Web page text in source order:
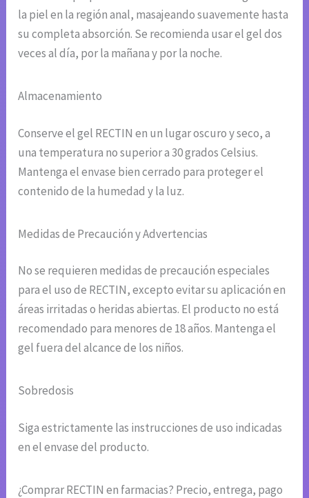
la piel en la región anal, masajeando suavemente hasta
su completa absorción. Se recomienda usar el gel dos
veces al día, por la mañana y por la noche.
Almacenamiento
Conserve el gel RECTIN en un lugar oscuro y seco, a
una temperatura no superior a 30 grados Celsius.
Mantenga el envase bien cerrado para proteger el
contenido de la humedad y la luz.
Medidas de Precaución y Advertencias
No se requieren medidas de precaución especiales
para el uso de RECTIN, excepto evitar su aplicación en
áreas irritadas o heridas abiertas. El producto no está
recomendado para menores de 18 años. Mantenga el
gel fuera del alcance de los niños.
Sobredosis
Siga estrictamente las instrucciones de uso indicadas
en el envase del producto.
¿Comprar RECTIN en farmacias? Precio, entrega, pago